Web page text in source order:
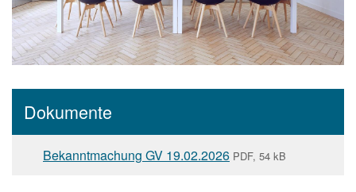
Dokumente
Bekanntmachung GV 19.02.2026 PDF, 54 kB